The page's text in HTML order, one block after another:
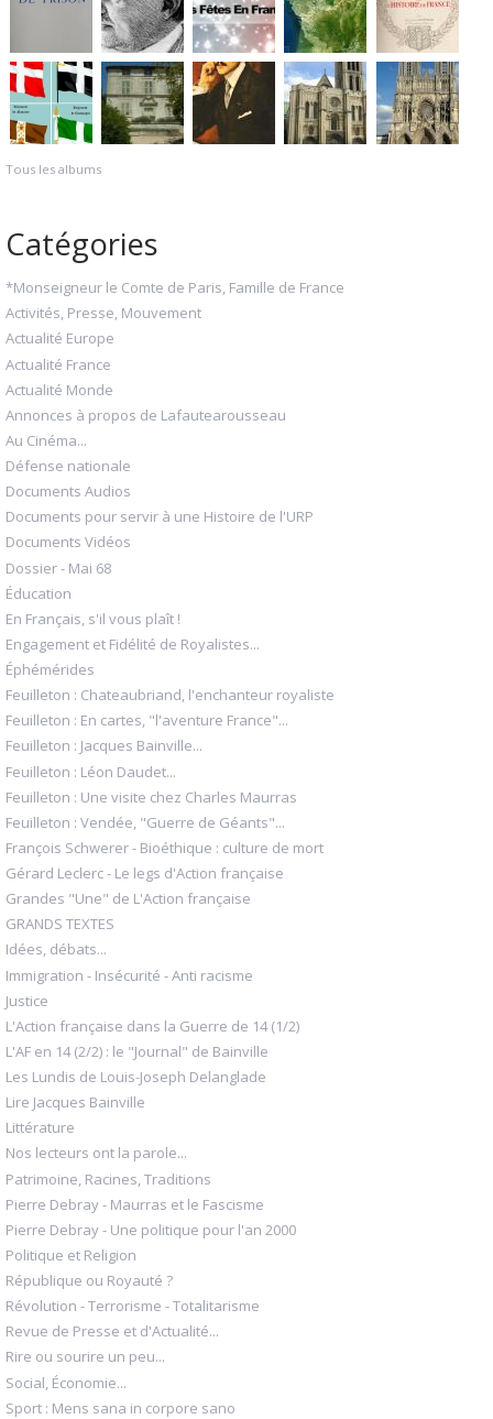
Tous les albums
Catégories
*Monseigneur le Comte de Paris, Famille de France
Activités, Presse, Mouvement
Actualité Europe
Actualité France
Actualité Monde
Annonces à propos de Lafautearousseau
Au Cinéma...
Défense nationale
Documents Audios
Documents pour servir à une Histoire de l'URP
Documents Vidéos
Dossier - Mai 68
Éducation
En Français, s'il vous plaît !
Engagement et Fidélité de Royalistes...
Éphémérides
Feuilleton : Chateaubriand, l'enchanteur royaliste
Feuilleton : En cartes, "l'aventure France"...
Feuilleton : Jacques Bainville...
Feuilleton : Léon Daudet...
Feuilleton : Une visite chez Charles Maurras
Feuilleton : Vendée, "Guerre de Géants"...
François Schwerer - Bioéthique : culture de mort
Gérard Leclerc - Le legs d'Action française
Grandes "Une" de L'Action française
GRANDS TEXTES
Idées, débats...
Immigration - Insécurité - Anti racisme
Justice
L'Action française dans la Guerre de 14 (1/2)
L'AF en 14 (2/2) : le "Journal" de Bainville
Les Lundis de Louis-Joseph Delanglade
Lire Jacques Bainville
Littérature
Nos lecteurs ont la parole...
Patrimoine, Racines, Traditions
Pierre Debray - Maurras et le Fascisme
Pierre Debray - Une politique pour l'an 2000
Politique et Religion
République ou Royauté ?
Révolution - Terrorisme - Totalitarisme
Revue de Presse et d'Actualité...
Rire ou sourire un peu...
Social, Économie...
Sport : Mens sana in corpore sano